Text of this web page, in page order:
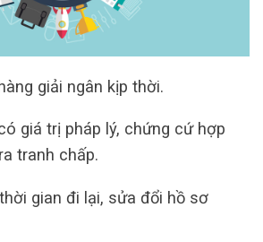
giải ngân kịp thời.
giá trị pháp lý, chứng cứ hợp
tranh chấp.
gian đi lại, sửa đổi hồ sơ